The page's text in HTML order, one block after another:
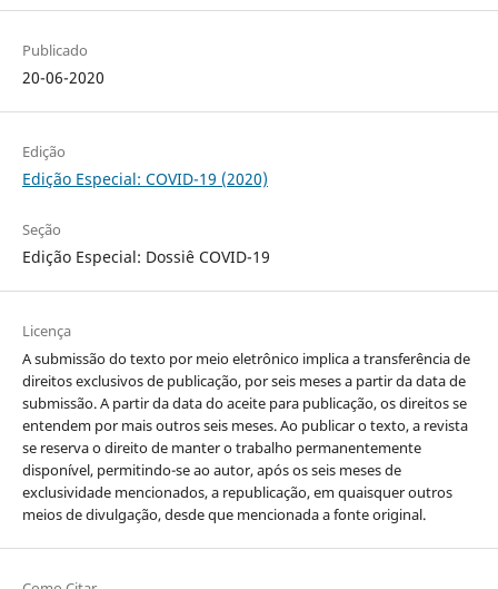
Publicado
20-06-2020
Edição
Edição Especial: COVID-19 (2020)
Seção
Edição Especial: Dossiê COVID-19
Licença
A submissão do texto por meio eletrônico implica a transferência de
direitos exclusivos de publicação, por seis meses a partir da data de
submissão. A partir da data do aceite para publicação, os direitos se
entendem por mais outros seis meses. Ao publicar o texto, a revista
se reserva o direito de manter o trabalho permanentemente
disponível, permitindo-se ao autor, após os seis meses de
exclusividade mencionados, a republicação, em quaisquer outros
meios de divulgação, desde que mencionada a fonte original.